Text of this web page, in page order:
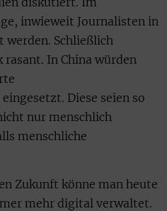
inwieweit Journalisten in
Schließlich
In China würden
Diese seien so
nur menschlich
menschliche
Zukunft könne man heute
mehr digital verwaltet.